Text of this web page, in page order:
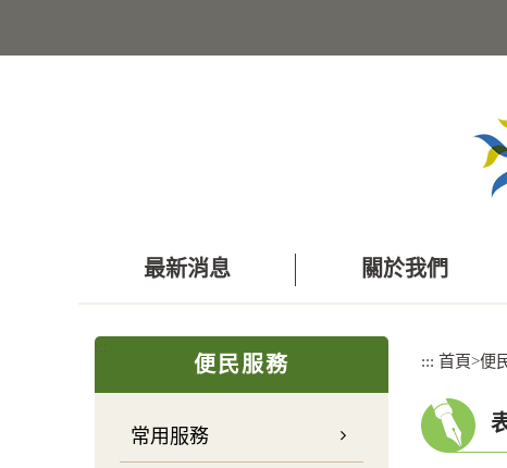
主
最新消息 關於我們
:::
便民服務
常用服務
::: 首頁>便